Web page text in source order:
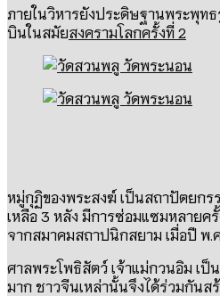
ภายในวิหารยังประดิษฐานพระพุท
บินในสมัยสงครามโลกครั้งที่ 2
หมู่กุฏิของพระสงฆ์ เป็นสถาปัตยกร
เหลือ 3 หลัง มีการซ่อมแซมหลายค
จากสมาคมสถาปนิกสยาม เมื่อปี พ.
ศาลพระโพธิสัตว์ เจ้าแม่กวนอิม เ
มาก ชาวจีนเหล่านั้นจึงได้ร่วมกันส